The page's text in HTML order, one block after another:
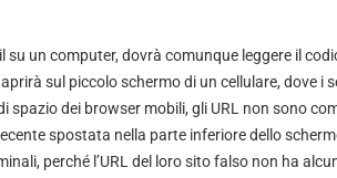
su un computer, dovrà comunque leggere il
sul piccolo schermo di un cellulare, dove i
spazio dei browser mobili, gli URL non sono
spostata nella parte inferiore dello
perché l’URL del loro sito falso non ha